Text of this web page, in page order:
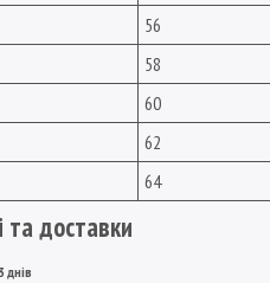
56
58
60
62
64
та доставки
днів